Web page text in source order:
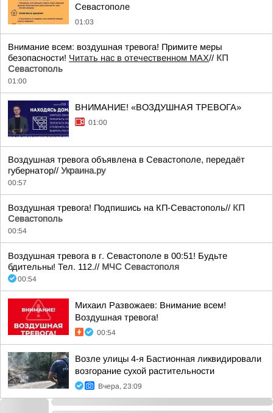
Севастополе
01:03
Внимание всем: воздушная тревога! Примите меры
безопасности! Читать нас в отечественном MAX// КП
Севастополь
01:00
ВНИМАНИЕ! «ВОЗДУШНАЯ ТРЕВОГА»
01:00
Воздушная тревога объявлена в Севастополе, передаёт
губернатор// Украина.ру
00:57
Воздушная тревога! Подпишись на КП-Севастополь// КП
Севастополь
00:54
Воздушная тревога в г. Севастополе в 00:51! Будьте
бдительны! Тел. 112.// МЧС Севастополя
00:54
Михаил Развожаев: Внимание всем!
Воздушная тревога!
00:54
Возле улицы 4-я Бастионная ликвидировали
возгорание сухой растительности
Вчера, 23:09